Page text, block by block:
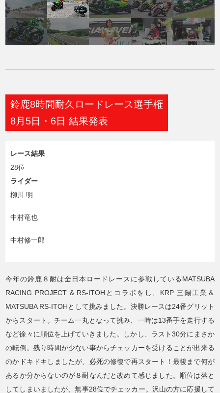
鈴鹿8時間耐久ロードレース選手権
8月5日・6日 結果発表
レース結果
28位
ライダー
柳川 明
中村竜也
中村修一郎
今年の鈴鹿８耐は全日本ロードレースに参戦しているMATSUBA
RACING PROJECT & RS-ITOHとコラボをし、KRP 三陽工業＆
MATSUBA RS-ITOHとして挑みました。決勝レースは24番グリット
からスタート。チーム一丸となって挑み、一時は13番手を走行する
など徐々に順位を上げていきました。しかし、ラスト30分にまさか
の転倒。残り時間が少ない事からチェッカーを受けることが出来る
のかドキドキしましたが、必死の修復で再スタート！最後まで何が
あるか分からないのが８耐なんだと改めて感じました。順位は落と
してしまいましたが、無事28位でチェッカー。沢山の方に応援して